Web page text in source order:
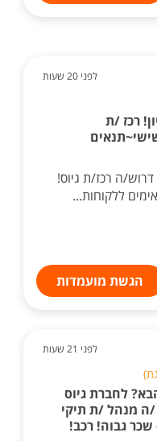
לפני 20 שעות
רכז /ת
9,000~ללא שישי~תנאים
ה רכז/ת גיוס!
ללקוחות...
הגשת מועמדות
לפני 21 שעות
לחברת גיוס
ה מנהל /ת תיקי
גבוה! רכב!